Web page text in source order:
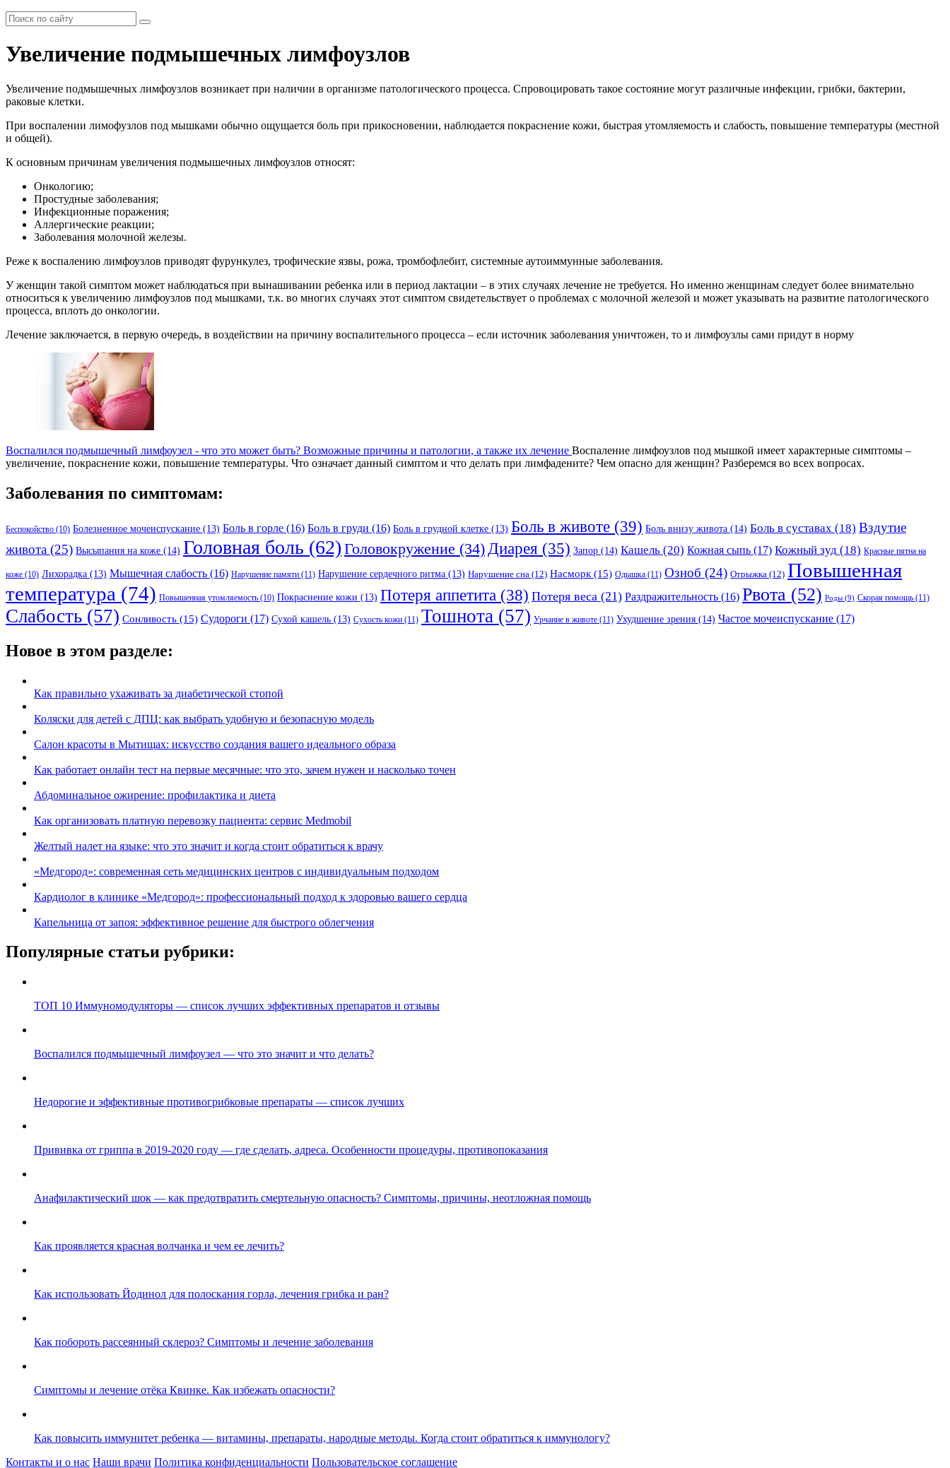
Увеличение подмышечных лимфоузлов
Увеличение подмышечных лимфоузлов возникает при наличии в организме патологического процесса. Спровоцировать такое состояние могут различные инфекции, грибки, бактерии,
раковые клетки.
При воспалении лимофузлов под мышками обычно ощущается боль при прикосновении, наблюдается покраснение кожи, быстрая утомляемость и слабость, повышение температуры (местной
и общей).
К основным причинам увеличения подмышечных лимфоузлов относят:
Онкологию;
Простудные заболевания;
Инфекционные поражения;
Аллергические реакции;
Заболевания молочной железы.
Реже к воспалению лимфоузлов приводят фурункулез, трофические язвы, рожа, тромбофлебит, системные аутоиммунные заболевания.
У женщин такой симптом может наблюдаться при вынашивании ребенка или в период лактации – в этих случаях лечение не требуется. Но именно женщинам следует более внимательно
относиться к увеличению лимфоузлов под мышками, т.к. во многих случаях этот симптом свидетельствует о проблемах с молочной железой и может указывать на развитие патологического
процесса, вплоть до онкологии.
Лечение заключается, в первую очередь, в воздействии на причину воспалительного процесса – если источник заболевания уничтожен, то и лимфоузлы сами придут в норму
Воспалился подмышечный лимфоузел - что это может быть? Возможные причины и патологии, а также их лечение Воспаление лимфоузлов под мышкой имеет характерные симптомы –
увеличение, покраснение кожи, повышение температуры. Что означает данный симптом и что делать при лимфадените? Чем опасно для женщин? Разберемся во всех вопросах.
Заболевания по симптомам:
Беспокойство (10) Болезненное мочеиспускание (13) Боль в горле (16) Боль в груди (16) Боль в грудной клетке (13) Боль в животе (39) Боль внизу живота (14) Боль в суставах (18) Вздутие
живота (25) Высыпания на коже (14) Головная боль (62) Головокружение (34) Диарея (35) Запор (14) Кашель (20) Кожная сыпь (17) Кожный зуд (18) Красные пятна на
коже (10) Лихорадка (13) Мышечная слабость (16) Нарушение памяти (11) Нарушение сердечного ритма (13) Нарушение сна (12) Насморк (15) Одышка (11) Озноб (24) Отрыжка (12) Повышенная
температура (74) Повышенная утомляемость (10) Покраснение кожи (13) Потеря аппетита (38) Потеря веса (21) Раздражительность (16) Рвота (52) Роды (9) Скорая помощь (11)
Слабость (57) Сонливость (15) Судороги (17) Сухой кашель (13) Сухость кожи (11) Тошнота (57) Урчание в животе (11) Ухудшение зрения (14) Частое мочеиспускание (17)
Новое в этом разделе:
Как правильно ухаживать за диабетической стопой
Коляски для детей с ДПЦ: как выбрать удобную и безопасную модель
Салон красоты в Мытищах: искусство создания вашего идеального образа
Как работает онлайн тест на первые месячные: что это, зачем нужен и насколько точен
Абдоминальное ожирение: профилактика и диета
Как организовать платную перевозку пациента: сервис Medmobil
Желтый налет на языке: что это значит и когда стоит обратиться к врачу
«Медгород»: современная сеть медицинских центров с индивидуальным подходом
Кардиолог в клинике «Медгород»: профессиональный подход к здоровью вашего сердца
Капельница от запоя: эффективное решение для быстрого облегчения
Популярные статьи рубрики:
ТОП 10 Иммуномодуляторы — список лучших эффективных препаратов и отзывы
Воспалился подмышечный лимфоузел — что это значит и что делать?
Недорогие и эффективные противогрибковые препараты — список лучших
Прививка от гриппа в 2019-2020 году — где сделать, адреса. Особенности процедуры, противопоказания
Анафилактический шок — как предотвратить смертельную опасность? Симптомы, причины, неотложная помощь
Как проявляется красная волчанка и чем ее лечить?
Как использовать Йодинол для полоскания горла, лечения грибка и ран?
Как побороть рассеянный склероз? Симптомы и лечение заболевания
Симптомы и лечение отёка Квинке. Как избежать опасности?
Как повысить иммунитет ребенка — витамины, препараты, народные методы. Когда стоит обратиться к иммунологу?
Контакты и о нас Наши врачи Политика конфиденциальности Пользовательское соглашение